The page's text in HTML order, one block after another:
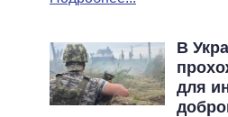
В
для